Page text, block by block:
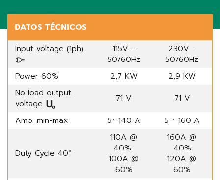
DATOS TÉCNICOS
Input voltage (1ph)
115V -
50/60Hz
230V -
50/60Hz
Power 60%
2,7 KW
2,9 KW
No load output
voltage
71 V
71 V
Amp. min-max
5÷ 140 A 5 ÷ 160 A
Duty Cycle 40°
110A @
40%
100A @
60%
160A @
40%
120A @
60%